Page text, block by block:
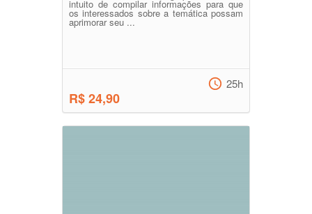
intuito de compilar informações para que
os interessados sobre a temática possam
aprimorar seu ...
R$ 24,90
25h